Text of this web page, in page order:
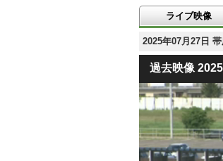
ライブ映像
2025年07月27日
過去映像